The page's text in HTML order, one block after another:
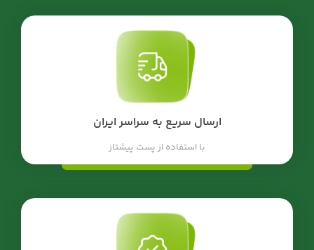
ارسال سریع به سراسر ایران
با استفاده از پست پیشتاز